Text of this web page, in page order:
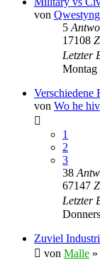
von
5
17108
Letzter
Montag
Verschiedene
von Wo he hiv
1
2
3
38
67147
Letzter
Zuviel
von Malle »